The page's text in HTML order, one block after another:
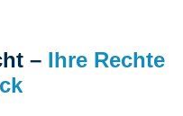
–Ihre Rechte